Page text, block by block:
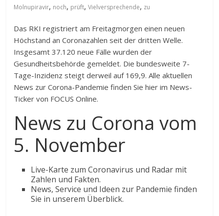
Molnupiravir, noch, prüft,Vielversprechende, zu
Das RKI registriert am Freitagmorgen einen neuen
Höchstand an Coronazahlen seit der dritten Welle.
Insgesamt 37.120 neue Fälle wurden der
Gesundheitsbehörde gemeldet. Die bundesweite 7-
Tage-Inzidenz steigt derweil auf 169,9. Alle aktuellen
News zur Corona-Pandemie finden Sie hier im News-
Ticker von FOCUS Online.
News zu Corona vom
5. November
Live-Karte zum Coronavirus und Radar mit
Zahlen und Fakten.
News, Service und Ideen zur Pandemie finden
Sie in unserem Überblick.